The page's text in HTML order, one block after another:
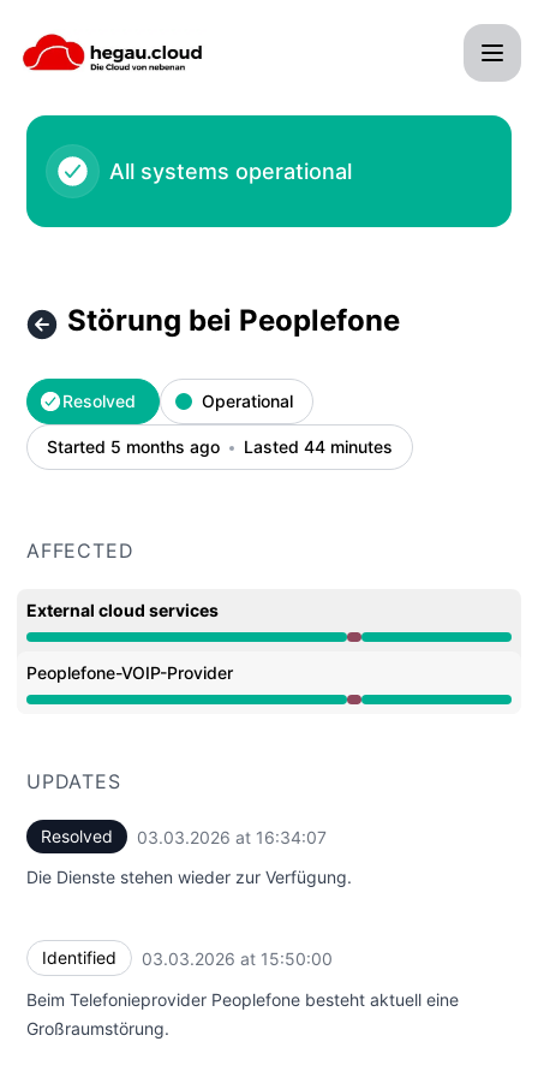
All systems operational
Störung bei Peoplefone
Resolved Operational
Started 5 months ago Lasted 44 minutes
AFFECTED
External cloud services
Major outage from 3:50 PM to 4:34 PM
Peoplefone-VOIP-Provider
Major outage from 3:50 PM to 4:34 PM
UPDATES
Resolved 03.03.2026 at 16:34:07
Die Dienste stehen wieder zur Verfügung.
Identified 03.03.2026 at 15:50:00
Beim Telefonieprovider Peoplefone besteht aktuell eine
Großraumstörung.